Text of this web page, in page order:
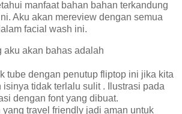
manfaat bahan bahan terkandung
Aku akan mereview dengan semua
facial wash ini.
aku akan bahas adalah
tube dengan penutup fliptop ini jika kita
isinya tidak terlalu sulit . Ilustrasi pada
dengan font yang dibuat.
travel friendly jadi aman untuk